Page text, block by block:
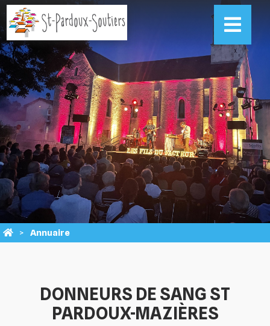
Annuaire
DONNEURS DE SANG ST
PARDOUX-MAZIÈRES